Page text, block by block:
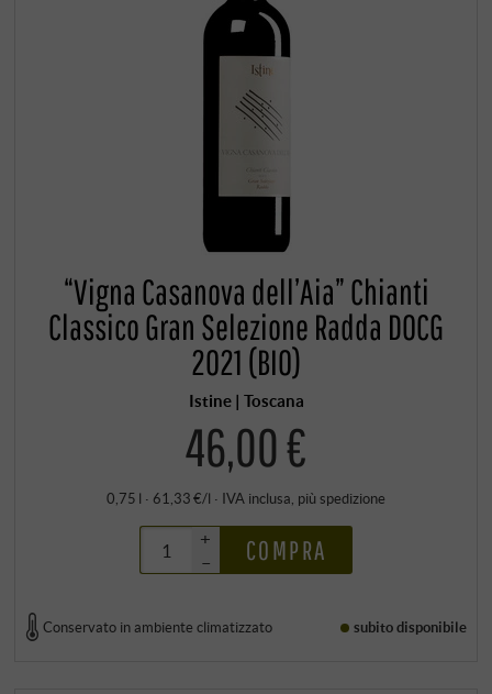
“Vigna Casanova dell’Aia” Chianti
Classico Gran Selezione Radda DOCG
2021 (BIO)
Istine | Toscana
46,00 €
0,75 l · 61,33 €/l · IVA inclusa, più spedizione
+
–
COMPRA
Conservato in ambiente climatizzato subito disponibile